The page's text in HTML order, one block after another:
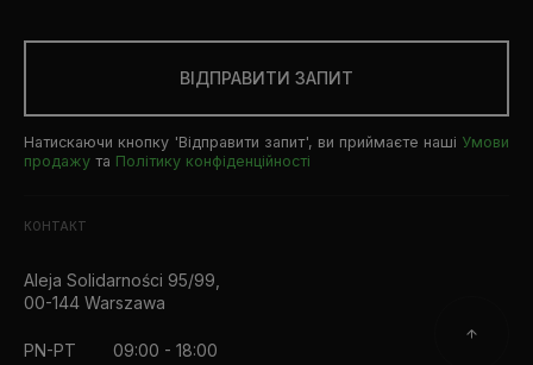
ВІДПРАВИТИ ЗАПИТ
Натискаючи кнопку 'Відправити запит', ви приймаєте наші Умови
продажута Політику конфіденційності
КОНТАКТ
Aleja Solidarności 95/99,
00-144 Warszawa
PN-PT
09:00 - 18:00